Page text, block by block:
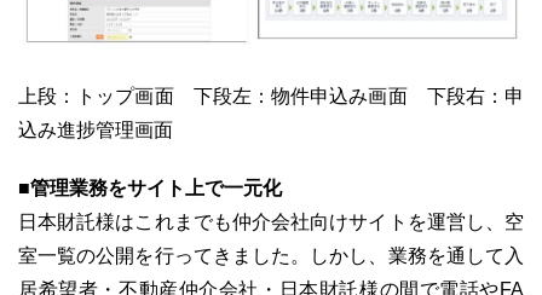
特長
上段：トップ画面 下段左：物件申込み画面 下段右：申
込み進捗管理画面
■管理業務をサイト上で一元化
日本財託様はこれまでも仲介会社向けサイトを運営し、空
室一覧の公開を行ってきました。しかし、業務を通して入
居希望者・不動産仲介会社・日本財託様の間で電話やFA